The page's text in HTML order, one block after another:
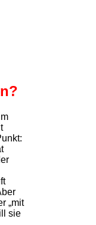
„mit
sie